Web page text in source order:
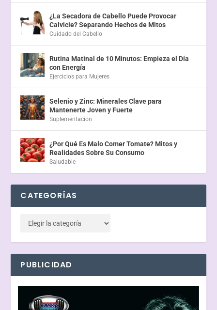
¿La Secadora de Cabello Puede Provocar
Calvicie? Separando Hechos de Mitos
Cuidado del Cabello
Rutina Matinal de 10 Minutos: Empieza el Día
con Energía
Ejercicios para Mujeres
Selenio y Zinc: Minerales Clave para
Mantenerte Joven y Fuerte
Suplementacion
¿Por Qué Es Malo Comer Tomate? Mitos y
Realidades Sobre Su Consumo
Saludable
CATEGORÍAS
PUBLICIDAD